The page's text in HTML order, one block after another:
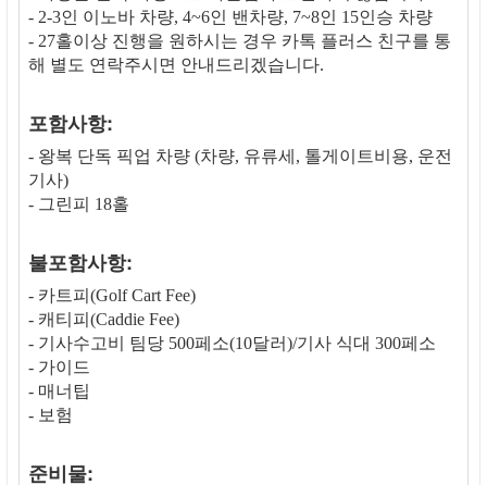
- 2-3인 이노바 차량, 4~6인 밴차량, 7~8인 15인승 차량
- 27홀이상 진행을 원하시는 경우 카톡 플러스 친구를 통
해 별도 연락주시면 안내드리겠습니다.
포함사항:
- 왕복 단독 픽업 차량 (차량, 유류세, 톨게이트비용, 운전
기사)
- 그린피 18홀
불포함사항:
- 카트피(Golf Cart Fee)
- 캐티피(Caddie Fee)
- 기사수고비 팀당 500페소(10달러)/기사 식대 300페소
- 가이드
- 매너팁
- 보험
준비물: